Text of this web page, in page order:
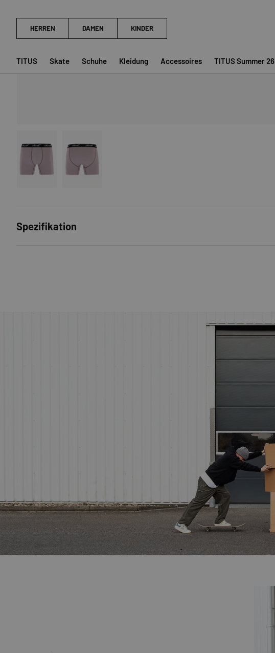
TITUS Skate Schuhe Kleidung Accessoires TITUS Summer 26
Spezifikation